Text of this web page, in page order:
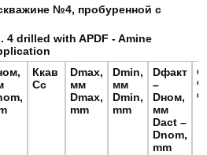
№4, пробуренной с
4 drilled with APDF - Amine
Ккав
Cc
Dmax,
мм
Dmax,
mm
Dmin,
мм
Dmin,
mm
Dфакт
–
Dном,
мм
Dact –
Dnom,
mm
%